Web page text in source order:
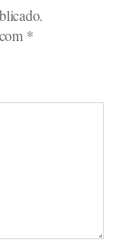
*